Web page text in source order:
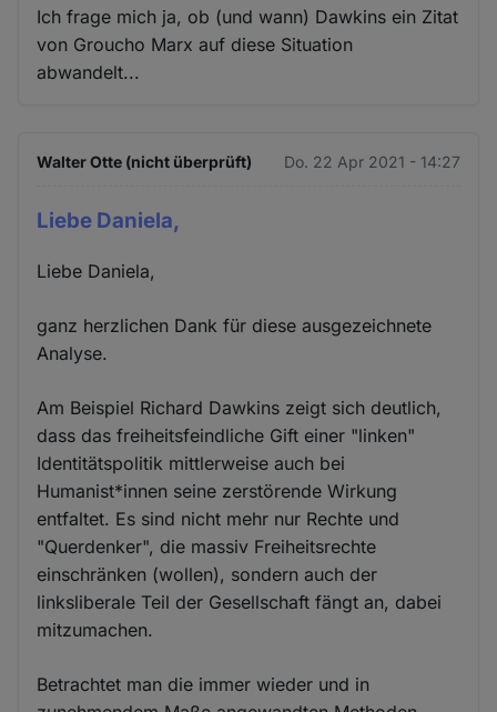
Ich frage mich ja, ob (und wann) Dawkins ein Zitat
von Groucho Marx auf diese Situation
abwandelt...
Walter Otte (nicht überprüft) Do. 22 Apr 2021 - 14:27
Liebe Daniela,
Liebe Daniela,
ganz herzlichen Dank für diese ausgezeichnete
Analyse.
Am Beispiel Richard Dawkins zeigt sich deutlich,
dass das freiheitsfeindliche Gift einer "linken"
Identitätspolitik mittlerweise auch bei
Humanist*innen seine zerstörende Wirkung
entfaltet. Es sind nicht mehr nur Rechte und
"Querdenker", die massiv Freiheitsrechte
einschränken (wollen), sondern auch der
linksliberale Teil der Gesellschaft fängt an, dabei
mitzumachen.
Betrachtet man die immer wieder und in